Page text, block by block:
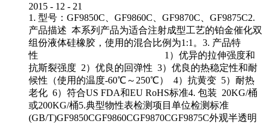
2015 - 12 - 21
1. 型号：GF9850C、GF9860C、GF9870C、GF9875C2.
产品描述 本系列产品为适合注射成型工艺的铂金催化双
组份液体硅橡胶，使用的混合比例为1:1。3. 产品特
性 1）优异的拉伸强度和
抗斯裂强度 2）优良的回弹性 3）优良的热稳定性和耐
候性（使用的温度-60℃～250℃） 4）抗黄变 5）耐热
老化 6）符合US FDA和EU RoHS标准4. 包装 20KG/桶
或200KG/桶5.典型物性表检测项目单位检测标准
(GB/T)GF9850CGF9860CGF9870CGF9875C外观半透明